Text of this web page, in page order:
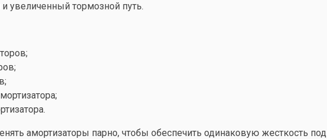
увеличенный тормозной путь.
амортизаторы парно, чтобы обеспечить одинаковую жесткость